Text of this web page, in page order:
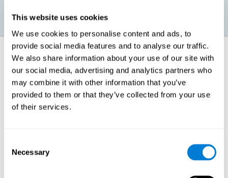
This website uses cookies
We use cookies to personalise content and ads, to
provide social media features and to analyse our traffic.
We also share information about your use of our site with
our social media, advertising and analytics partners who
may combine it with other information that you’ve
provided to them or that they’ve collected from your use
of their services.
Selection
Necessary
Как укрепляются когнитивные
функции?
Тренировка координации от CogniFit ("КогниФит") является
вызовом для мозга, пропорциональным текущему когнитивному
состоянию пользователя, и предлагает задания в соответствии с
потребностями каждого конкретного человека. Мозгу
Для адаптации к когнитивным требованиям тренировки